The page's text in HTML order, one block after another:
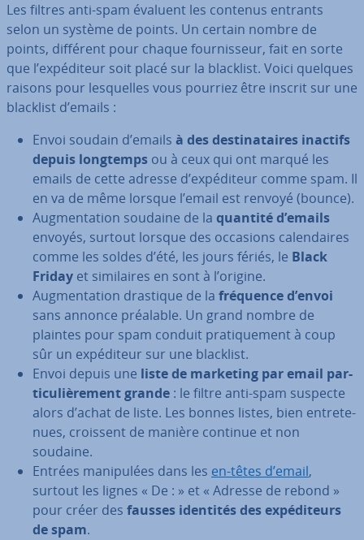
Les filtres anti-spam évaluent les contenus entrants
selon un système de points. Un certain nombre de
points, différent pour chaque four­nis­seur, fait en sorte
que l’ex­pé­di­teur soit placé sur la blacklist. Voici quelques
raisons pour les­quelles vous pourriez être inscrit sur une
blacklist d’emails :
Envoi soudain d’emails à des des­ti­na­taires inactifs
depuis longtemps ou à ceux qui ont marqué les
emails de cette adresse d’ex­pé­di­teur comme spam. Il
en va de même lorsque l’email est renvoyé (bounce).
Aug­men­ta­tion soudaine de la quantité d’emails
envoyés, surtout lorsque des occasions ca­len­daires
comme les soldes d’été, les jours fériés, le Black
Friday et si­mi­laires en sont à l’origine.
Aug­men­ta­tion drastique de la fréquence d’envoi
sans annonce préalable. Un grand nombre de
plaintes pour spam conduit pra­ti­que­ment à coup
sûr un ex­pé­di­teur sur une blacklist.
Envoi depuis une liste de marketing par email par­
ti­cu­liè­re­ment grande : le filtre anti-spam suspecte
alors d’achat de liste. Les bonnes listes, bien en­tre­te­
nues, croissent de manière continue et non
soudaine.
Entrées ma­ni­pu­lées dans les en-têtes d’email,
surtout les lignes « De : » et « Adresse de rebond »
pour créer des fausses identités des ex­pé­di­teurs
de spam.